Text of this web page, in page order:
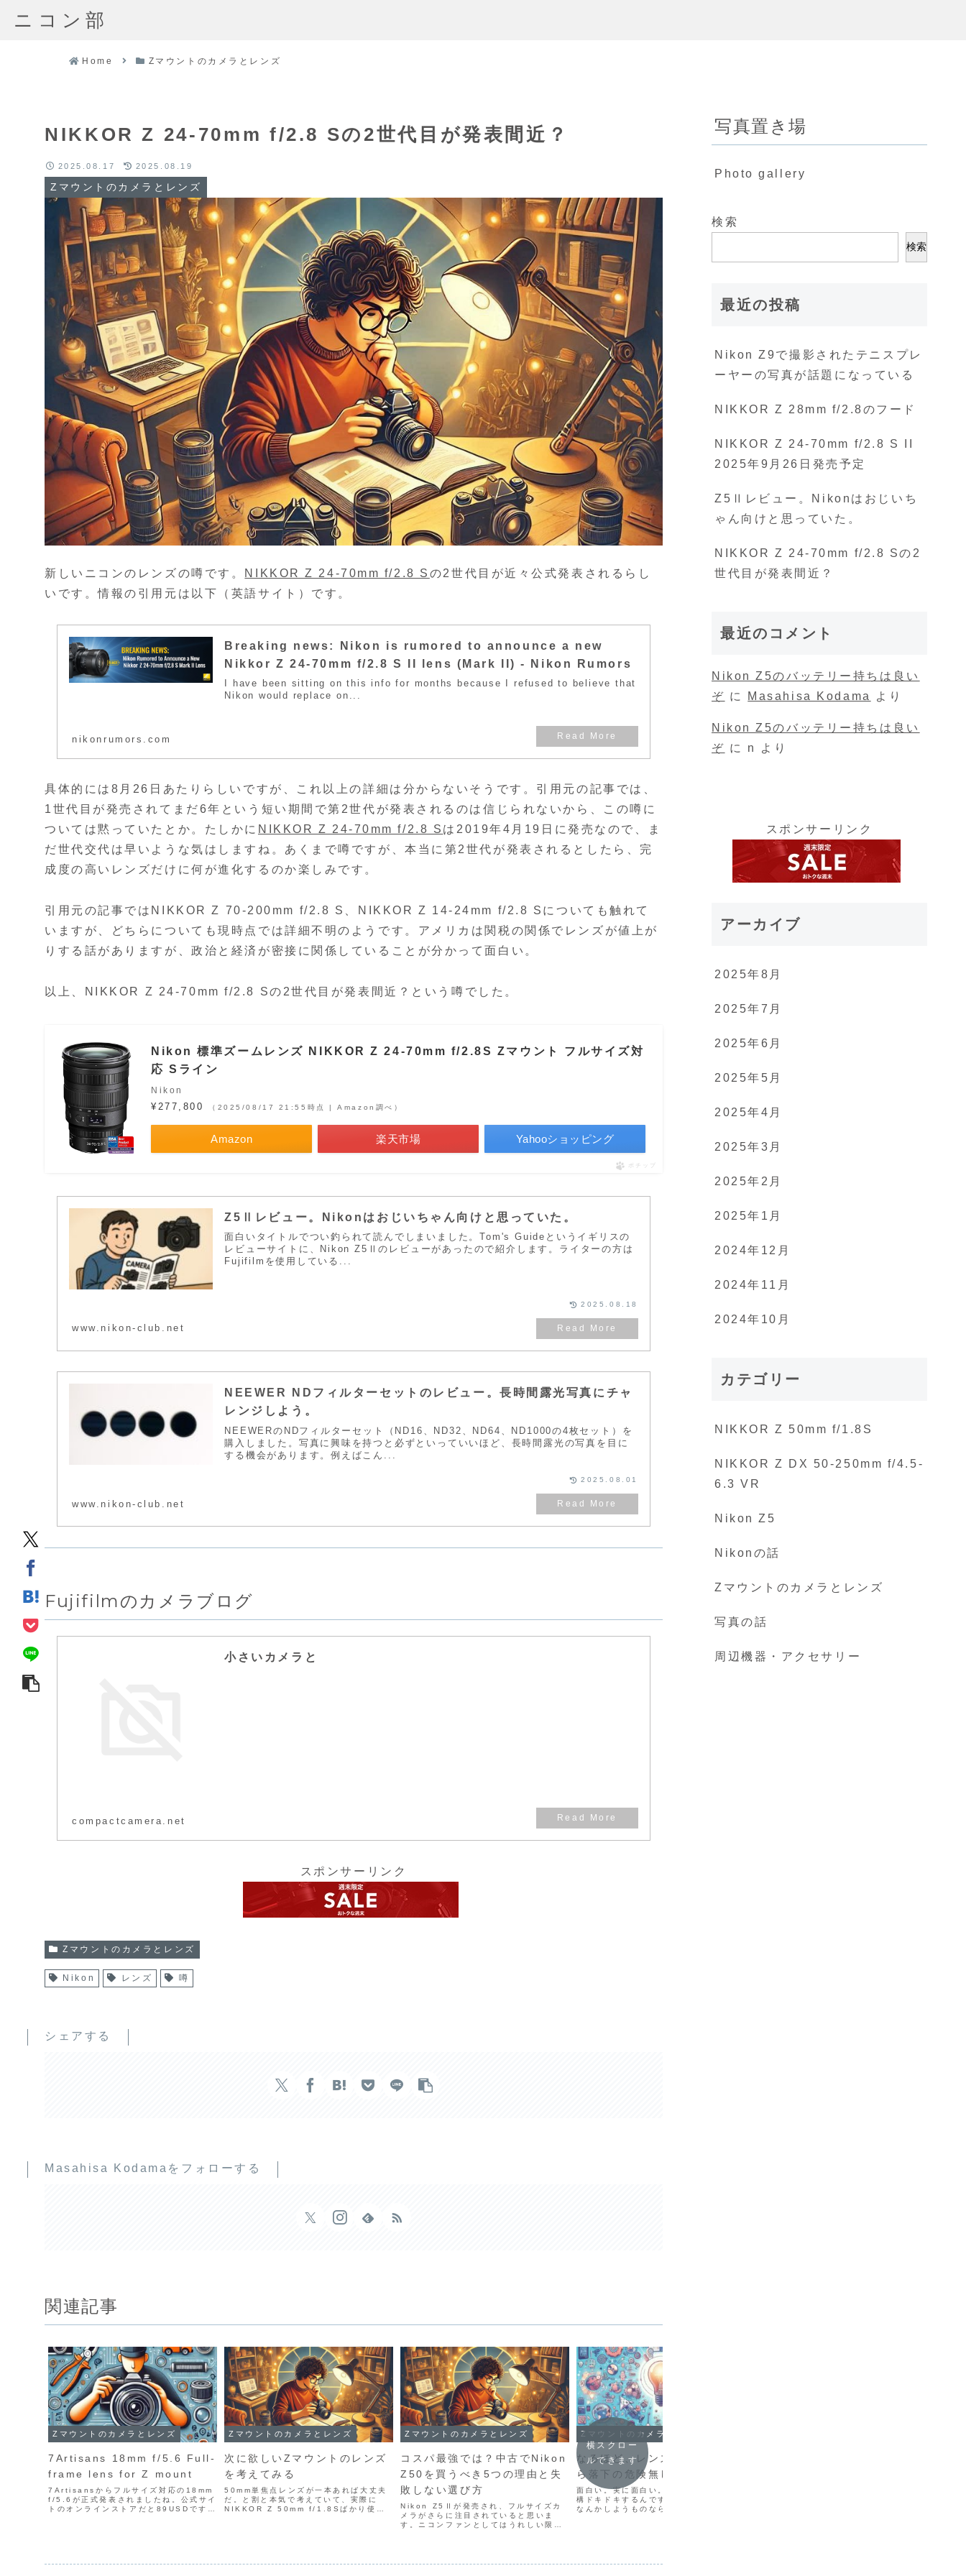
ニコン部
Home Zマウントのカメラとレンズ
NIKKOR Z 24-70mm f/2.8 Sの2世代目が発表間近？
Zマウントのカメラとレンズ
2025.08.17 2025.08.19
新しいニコンのレンズの噂です。 NIKKOR Z 24-70mm f/2.8 S の2世代目が近々公式発表されるらし
いです。情報の引用元は以下（英語サイト）です。
Breaking news: Nikon is rumored to announce a new
Nikkor Z 24-70mm f/2.8 S II lens (Mark II) - Nikon Rumors
I have been sitting on this info for months because I refused to believe that
Nikon would replace on...
nikonrumors.com
具体的には8月26日あたりらしいですが、これ以上の詳細は分からないそうです。引用元の記事では、
1世代目が発売されてまだ6年という短い期間で第2世代が発表されるのは信じられないから、この噂に
ついては黙っていたとか。たしかに NIKKOR Z 24-70mm f/2.8 S は2019年4月19日に発売なので、ま
だ世代交代は早いような気はしますね。あくまで噂ですが、本当に第2世代が発表されるとしたら、完
成度の高いレンズだけに何が進化するのか楽しみです。
引用元の記事ではNIKKOR Z 70-200mm f/2.8 S、NIKKOR Z 14-24mm f/2.8 Sについても触れて
いますが、どちらについても現時点では詳細不明のようです。アメリカは関税の関係でレンズが値上が
りする話がありますが、政治と経済が密接に関係していることが分かって面白い。
以上、NIKKOR Z 24-70mm f/2.8 Sの2世代目が発表間近？という噂でした。
Nikon 標準ズームレンズ NIKKOR Z 24-70mm f/2.8S Zマウント フルサイズ対
応 Sライン
Nikon
¥277,800 （2025/08/17 21:55時点 | Amazon調べ）
Amazon 楽天市場 Yahooショッピング
ポチップ
Z5Ⅱレビュー。Nikonはおじいちゃん向けと思っていた。
面白いタイトルでつい釣られて読んでしまいました。Tom's Guideというイギリスの
レビューサイトに、Nikon Z5Ⅱのレビューがあったので紹介します。ライターの方は
Fujifilmを使用している...
www.nikon-club.net
2025.08.18
NEEWER NDフィルターセットのレビュー。長時間露光写真にチャ
レンジしよう。
NEEWERのNDフィルターセット（ND16、ND32、ND64、ND1000の4枚セット）を
購入しました。写真に興味を持つと必ずといっていいほど、長時間露光の写真を目に
する機会があります。例えばこん...
www.nikon-club.net
2025.08.01
Fujifilmのカメラブログ
小さいカメラと
compactcamera.net
スポンサーリンク
Zマウントのカメラとレンズ
Nikon レンズ 噂
シェアする
Masahisa Kodamaをフォローする
関連記事
Zマウントのカメラとレンズ
7Artisans 18mm f/5.6 Full-
frame lens for Z mount
7Artisansからフルサイズ対応の18mm
f/5.6が正式発表されましたね。公式サイ
トのオンラインストアだと89USDです。
Zマウントのカメラとレンズ
次に欲しいZマウントのレンズ
を考えてみる
50mm単焦点レンズが一本あれば大丈夫
だ。と割と本気で考えていて、実際に
NIKKOR Z 50mm f/1.8Sばかり使っ
Zマウントのカメラとレンズ
コスパ最強では？中古でNikon
Z50を買うべき5つの理由と失
敗しない選び方
Nikon Z5Ⅱが発売され、フルサイズカ
メラがさらに注目されていると思いま
す。ニコンファンとしてはうれしい限り
Zマウントのカメラとレンズ
なるほど、レンズ交換はこれな
ら落下の危険無し
面白い。実に面白い。レンズ交換って結
構ドキドキするんですよね。落としたり
なんかしようものなら高価なレンズが割
横スクロー
ルできます
写真置き場
Photo gallery
検索
検索
最近の投稿
Nikon Z9で撮影されたテニスプレ
ーヤーの写真が話題になっている
NIKKOR Z 28mm f/2.8のフード
NIKKOR Z 24-70mm f/2.8 S II
2025年9月26日発売予定
Z5Ⅱレビュー。Nikonはおじいち
ゃん向けと思っていた。
NIKKOR Z 24-70mm f/2.8 Sの2
世代目が発表間近？
最近のコメント
Nikon Z5のバッテリー持ちは良い
ぞ に Masahisa Kodama より
Nikon Z5のバッテリー持ちは良い
ぞ に n より
スポンサーリンク
アーカイブ
2025年8月
2025年7月
2025年6月
2025年5月
2025年4月
2025年3月
2025年2月
2025年1月
2024年12月
2024年11月
2024年10月
カテゴリー
NIKKOR Z 50mm f/1.8S
NIKKOR Z DX 50-250mm f/4.5-
6.3 VR
Nikon Z5
Nikonの話
Zマウントのカメラとレンズ
写真の話
周辺機器・アクセサリー